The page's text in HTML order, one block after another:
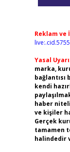
Reklam ve
Yasal
marka,
bağlantısı
kendi
haber
ve kişiler
Gerçek
tamamen
halindedir